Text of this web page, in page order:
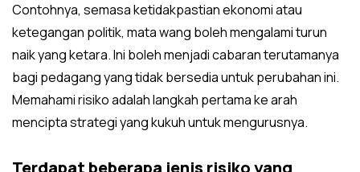
pengurusan risiko yang boleh membantu anda melindungi
portfolio anda dalam pasaran yang volatile.
Contohnya, semasa ketidakpastian ekonomi atau
ketegangan politik, mata wang boleh mengalami turun
naik yang ketara. Ini boleh menjadi cabaran terutamanya
bagi pedagang yang tidak bersedia untuk perubahan ini.
Memahami risiko adalah langkah pertama ke arah
mencipta strategi yang kukuh untuk mengurusnya.
Terdapat beberapa jenis risiko yang